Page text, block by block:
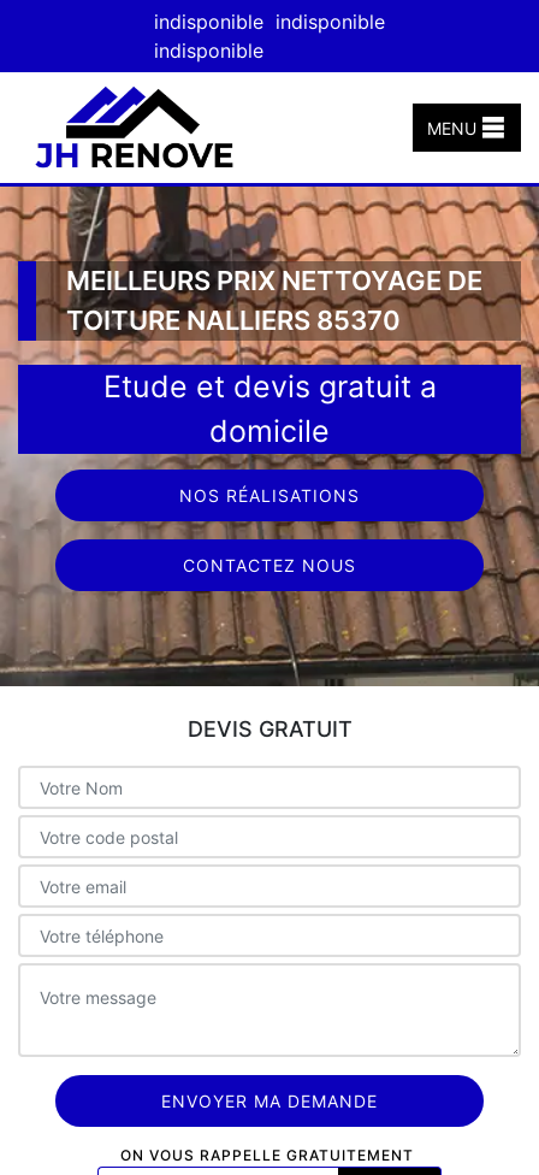
indisponible indisponible
indisponible
MENU
MEILLEURS PRIX NETTOYAGE DE
TOITURE NALLIERS 85370
Etude et devis gratuit a
domicile
NOS RÉALISATIONS
CONTACTEZ NOUS
DEVIS GRATUIT
ON VOUS RAPPELLE GRATUITEMENT